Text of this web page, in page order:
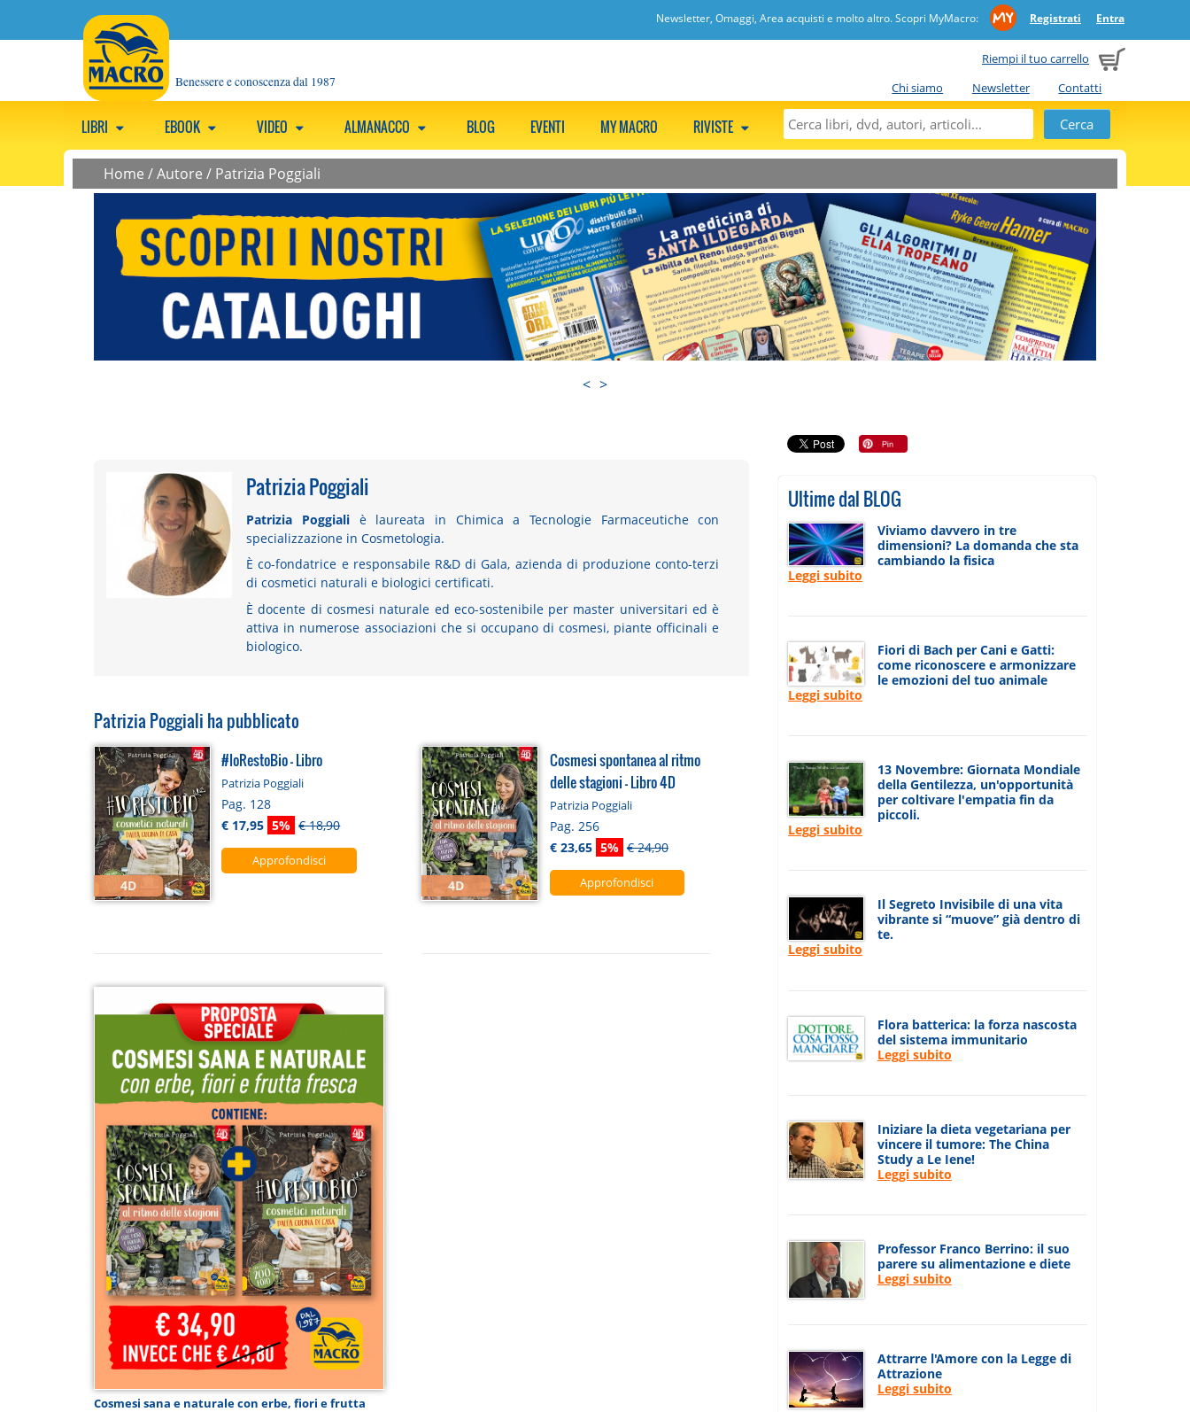
Newsletter, Omaggi, Area acquisti e molto altro. Scopri MyMacro: Registrati Entra
Riempi il tuo carrello
Chi siamo
Newsletter Contatti
Benessere e conoscenza dal 1987
LIBRI EBOOK VIDEO ALMANACCO BLOG EVENTI MY MACRO RIVISTE
Home /Autore / Patrizia Poggiali
< >
Patrizia Poggiali
Patrizia Poggialiè laureata in Chimica a Tecnologie Farmaceutiche con
specializzazione in Cosmetologia.
È co-fondatrice e responsabile R&D di Gala, azienda di produzione conto-terzi
di cosmetici naturali e biologici certificati.
È docente di cosmesi naturale ed eco-sostenibile per master universitari ed è
attiva in numerose associazioni che si occupano di cosmesi, piante officinali e
biologico.
Patrizia Poggiali ha pubblicato
4D
#IoRestoBio - Libro
Patrizia Poggiali
Pag. 128
€ 17,95 5% € 18,90
Approfondisci
4D
Cosmesi spontanea al ritmo
delle stagioni - Libro 4D
Patrizia Poggiali
Pag. 256
€ 23,65 5% € 24,90
Approfondisci
Cosmesi sana e naturale con erbe, fiori e frutta
Ultime dal BLOG
Viviamo davvero in tre
dimensioni? La domanda che sta
cambiando la fisica
Leggi subito
Fiori di Bach per Cani e Gatti:
come riconoscere e armonizzare
le emozioni del tuo animale
Leggi subito
13 Novembre: Giornata Mondiale
della Gentilezza, un'opportunità
per coltivare l'empatia fin da
piccoli.
Leggi subito
Il Segreto Invisibile di una vita
vibrante si “muove” già dentro di
te.
Leggi subito
Flora batterica: la forza nascosta
del sistema immunitario
Leggi subito
Iniziare la dieta vegetariana per
vincere il tumore: The China
Study a Le Iene!
Leggi subito
Professor Franco Berrino: il suo
parere su alimentazione e diete
Leggi subito
Attrarre l'Amore con la Legge di
Attrazione
Leggi subito